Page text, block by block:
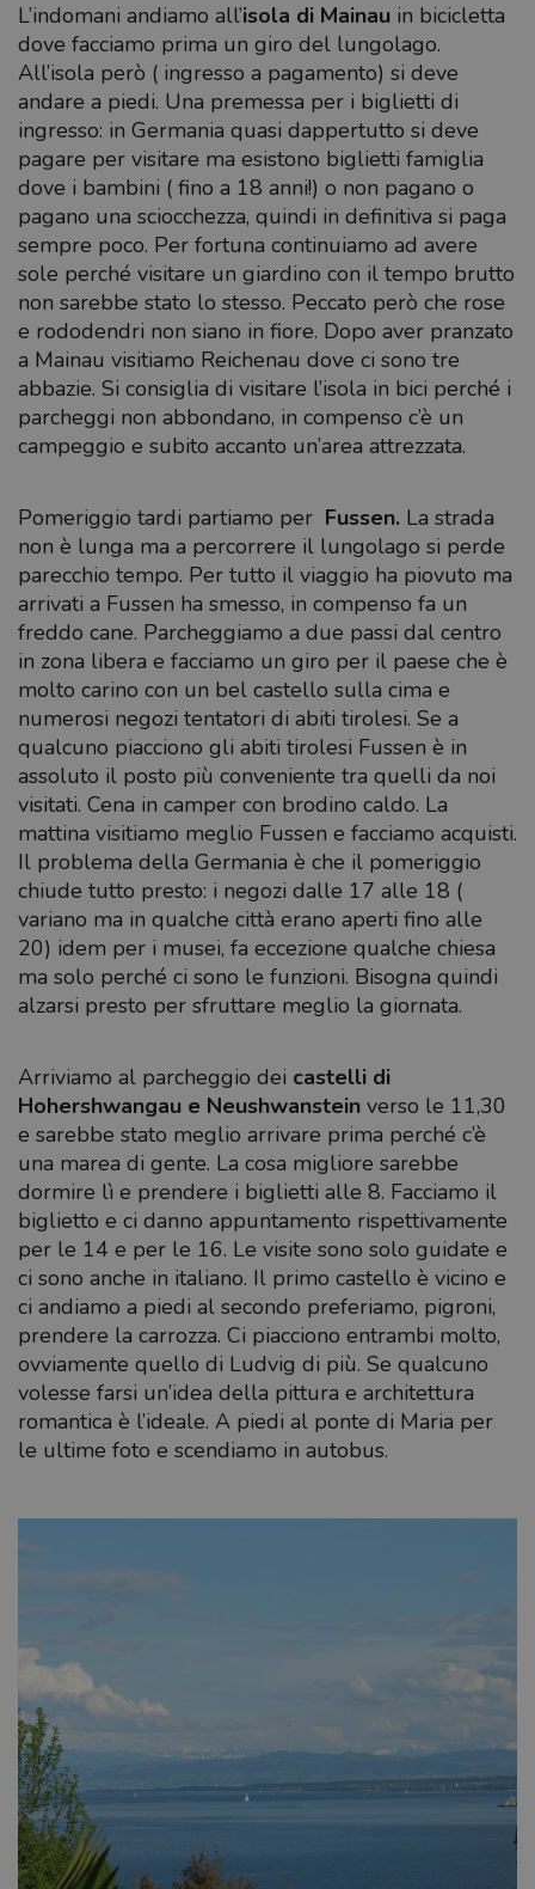
L’indomani andiamo all’isola di Mainau in bicicletta
dove facciamo prima un giro del lungolago.
All’isola però ( ingresso a pagamento) si deve
andare a piedi. Una premessa per i biglietti di
ingresso: in Germania quasi dappertutto si deve
pagare per visitare ma esistono biglietti famiglia
dove i bambini ( fino a 18 anni!) o non pagano o
pagano una sciocchezza, quindi in definitiva si paga
sempre poco. Per fortuna continuiamo ad avere
sole perché visitare un giardino con il tempo brutto
non sarebbe stato lo stesso. Peccato però che rose
e rododendri non siano in fiore. Dopo aver pranzato
a Mainau visitiamo Reichenau dove ci sono tre
abbazie. Si consiglia di visitare l’isola in bici perché i
parcheggi non abbondano, in compenso c’è un
campeggio e subito accanto un’area attrezzata.
Pomeriggio tardi partiamo per Fussen. La strada
non è lunga ma a percorrere il lungolago si perde
parecchio tempo. Per tutto il viaggio ha piovuto ma
arrivati a Fussen ha smesso, in compenso fa un
freddo cane. Parcheggiamo a due passi dal centro
in zona libera e facciamo un giro per il paese che è
molto carino con un bel castello sulla cima e
numerosi negozi tentatori di abiti tirolesi. Se a
qualcuno piacciono gli abiti tirolesi Fussen è in
assoluto il posto più conveniente tra quelli da noi
visitati. Cena in camper con brodino caldo. La
mattina visitiamo meglio Fussen e facciamo acquisti.
Il problema della Germania è che il pomeriggio
chiude tutto presto: i negozi dalle 17 alle 18 (
variano ma in qualche città erano aperti fino alle
20) idem per i musei, fa eccezione qualche chiesa
ma solo perché ci sono le funzioni. Bisogna quindi
alzarsi presto per sfruttare meglio la giornata.
Arriviamo al parcheggio dei castelli di
Hohershwangau e Neushwanstein verso le 11,30
e sarebbe stato meglio arrivare prima perché c’è
una marea di gente. La cosa migliore sarebbe
dormire lì e prendere i biglietti alle 8. Facciamo il
biglietto e ci danno appuntamento rispettivamente
per le 14 e per le 16. Le visite sono solo guidate e
ci sono anche in italiano. Il primo castello è vicino e
ci andiamo a piedi al secondo preferiamo, pigroni,
prendere la carrozza. Ci piacciono entrambi molto,
ovviamente quello di Ludvig di più. Se qualcuno
volesse farsi un’idea della pittura e architettura
romantica è l’ideale. A piedi al ponte di Maria per
le ultime foto e scendiamo in autobus.